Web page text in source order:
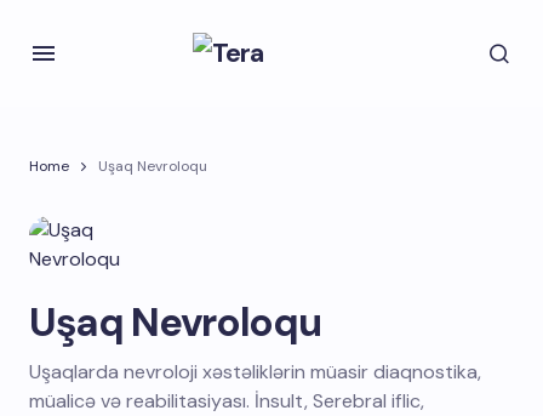
Home Uşaq Nevroloqu
Uşaq Nevroloqu
Uşaqlarda nevroloji xəstəliklərin müasir diaqnostika,
müalicə və reabilitasiyası. İnsult, Serebral iflic,